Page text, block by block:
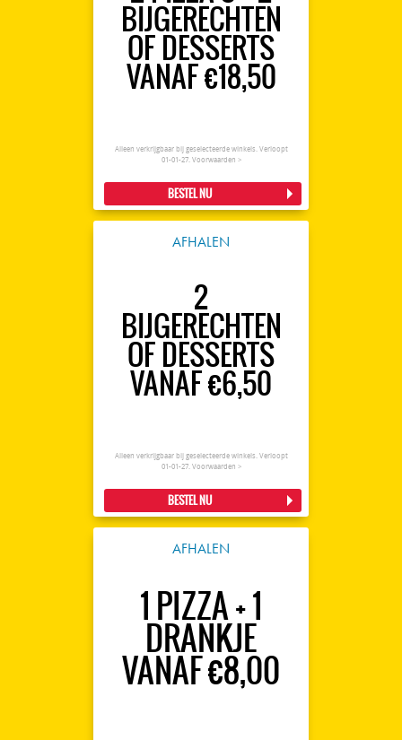
BIJGERECHTEN
OF DESSERTS
VANAF €18,50
Alleen verkrijgbaar bij geselecteerde winkels. Verloopt
01-01-27. Voorwaarden >
BESTEL NU
AFHALEN
2
BIJGERECHTEN
OF DESSERTS
VANAF €6,50
Alleen verkrijgbaar bij geselecteerde winkels. Verloopt
01-01-27. Voorwaarden >
BESTEL NU
AFHALEN
1 PIZZA + 1
DRANKJE
VANAF €8,00